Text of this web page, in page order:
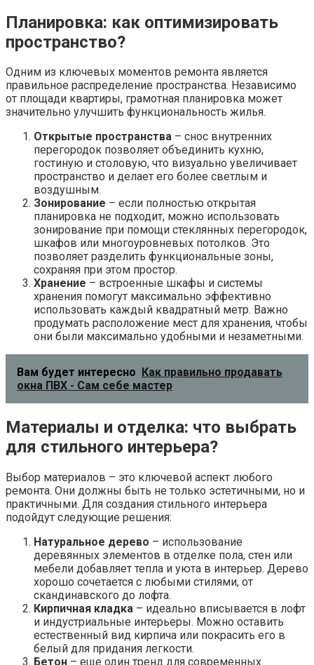
Планировка: как оптимизировать
пространство?
Одним из ключевых моментов ремонта является
правильное распределение пространства. Независимо
от площади квартиры, грамотная планировка может
значительно улучшить функциональность жилья.
Открытые пространства – снос внутренних
перегородок позволяет объединить кухню,
гостиную и столовую, что визуально увеличивает
пространство и делает его более светлым и
воздушным.
Зонирование – если полностью открытая
планировка не подходит, можно использовать
зонирование при помощи стеклянных перегородок,
шкафов или многоуровневых потолков. Это
позволяет разделить функциональные зоны,
сохраняя при этом простор.
Хранение – встроенные шкафы и системы
хранения помогут максимально эффективно
использовать каждый квадратный метр. Важно
продумать расположение мест для хранения, чтобы
они были максимально удобными и незаметными.
Вам будет интересно
Как правильно продавать
окна ПВХ - Сам себе мастер
Материалы и отделка: что выбрать
для стильного интерьера?
Выбор материалов – это ключевой аспект любого
ремонта. Они должны быть не только эстетичными, но и
практичными. Для создания стильного интерьера
подойдут следующие решения:
Натуральное дерево – использование
деревянных элементов в отделке пола, стен или
мебели добавляет тепла и уюта в интерьер. Дерево
хорошо сочетается с любыми стилями, от
скандинавского до лофта.
Кирпичная кладка – идеально вписывается в лофт
и индустриальные интерьеры. Можно оставить
естественный вид кирпича или покрасить его в
белый для придания легкости.
Бетон – еще один тренд для современных